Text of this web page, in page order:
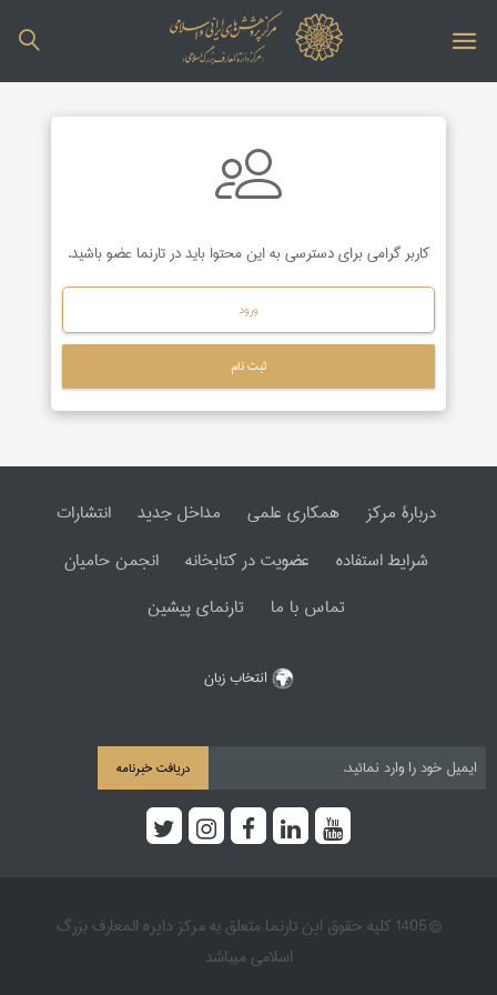
کاربر گرامی برای دسترسی به این محتوا باید در تارنما عضو باشید.
ورود
ثبت نام
دربارۀ مرکز همکاری علمی مداخل جدید
انتشارات
شرایط استفاده
عضویت در کتابخانه
انجمن حامیان
تماس با ما
تارنمای پیشین
انتخاب زبان
دریافت خبرنامه
© 1405 کلیه حقوق این تارنما متعلق به مرکز دایره المعارف بزرگ
اسلامی میباشد